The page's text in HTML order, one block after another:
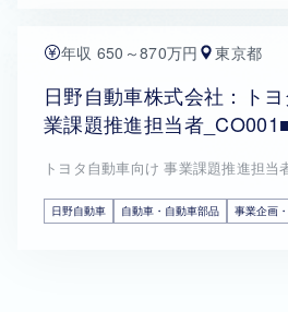
年収 650～870万円 東京都
日野自動車株式会社：ト
業課題推進担当者
トヨタ自動車向け 事業課題推進担当
日野自動車 自動車・自動車部品 事業企画